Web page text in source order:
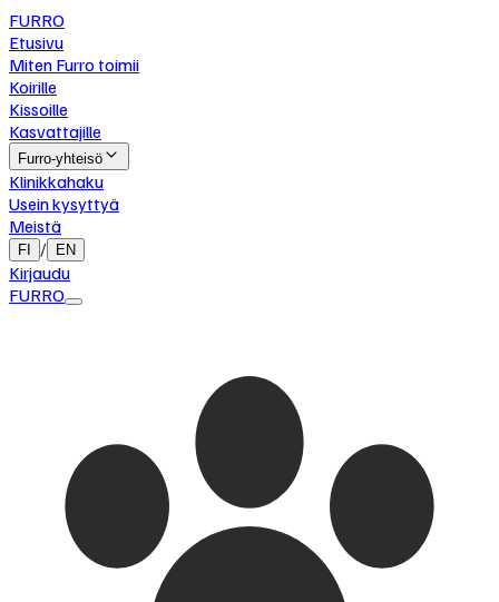
FURRO
Etusivu
Miten Furro toimii
Koirille
Kissoille
Kasvattajille
Furro-yhteisö
Klinikkahaku
Usein kysyttyä
Meistä
FI / EN
Kirjaudu
FURRO